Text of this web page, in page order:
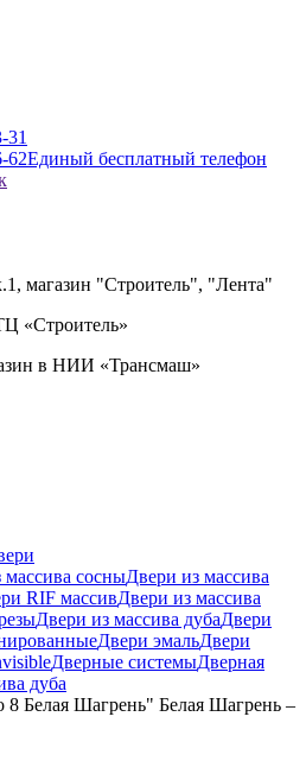
31
62Единый бесплатный телефон
магазин "Строитель", "Лента"
«Строитель»
в НИИ «Трансмаш»
массива сосныДвери из массива
RIF массивДвери из массива
Двери из массива дубаДвери
Двери эмальДвери
Дверные системыДверная
дуба
8 Белая Шагрень" Белая Шагрень –